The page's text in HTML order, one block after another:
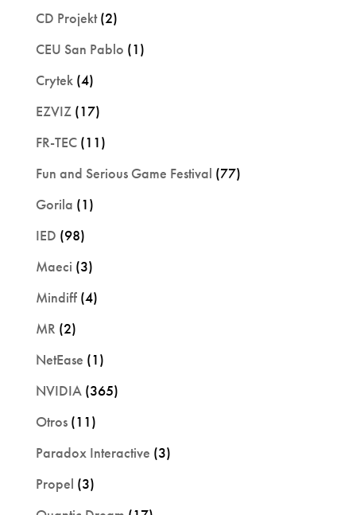
CD Projekt(2)
CEU San Pablo (1)
Crytek(4)
EZVIZ(17)
FR-TEC(11)
Fun and Serious Game Festival (77)
Gorila (1)
IED (98)
Maeci (3)
Mindiff(4)
MR (2)
NetEase (1)
NVIDIA(365)
Otros(11)
Paradox Interactive (3)
Propel (3)